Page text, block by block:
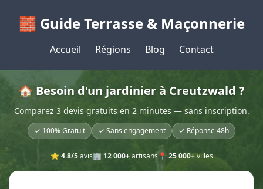
🧱 Guide Terrasse & Maçonnerie
Accueil Régions Blog Contact
🏠 Besoin d'un jardinier à Creutzwald ?
Comparez 3 devis gratuits en 2 minutes — sans inscription.
✓ 100% Gratuit ✓ Sans engagement ✓ Réponse 48h
⭐ 4.8/5avis🏢 12 000+artisans📍 25 000+villes